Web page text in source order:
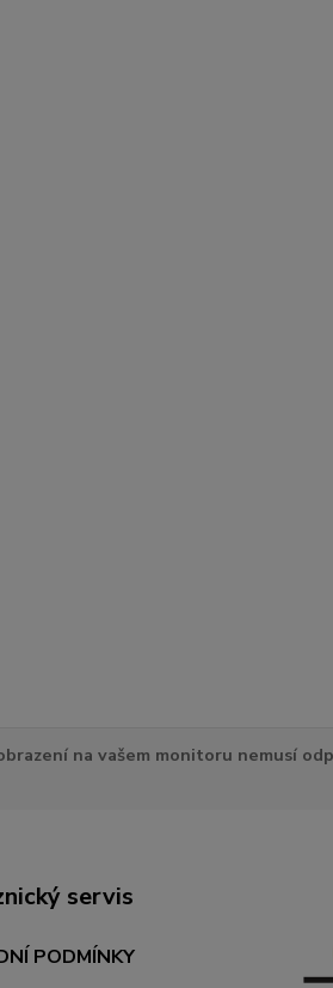
na vašem monitoru nemusí
servis
PODMÍNKY